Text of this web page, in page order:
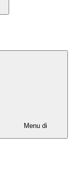
Menu di